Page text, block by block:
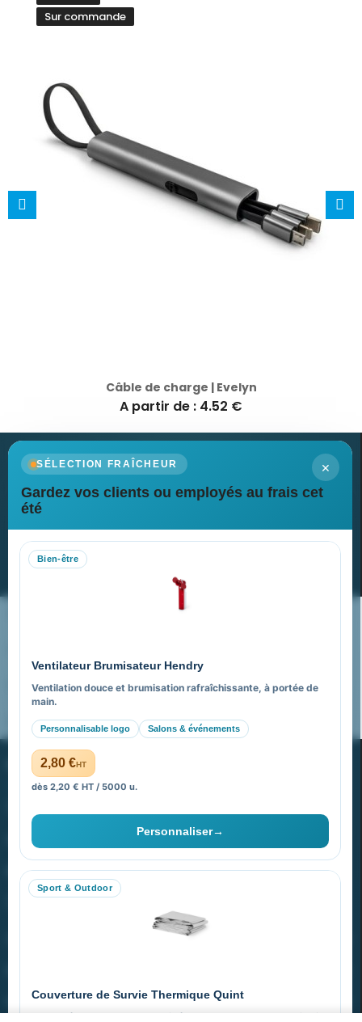
Sur commande
Câble de charge | Evelyn
A partir de : 4.52 €
×
SÉLECTION FRAÎCHEUR
Gardez vos clients ou employés au frais cet
été
Bien-être
Ventilateur Brumisateur Hendry
Ventilation douce et brumisation rafraîchissante, à portée de
main.
Personnalisable logo Salons & événements
2,80 €HT
dès 2,20 € HT / 5000 u.
Personnaliser→
Sport & Outdoor
Couverture de Survie Thermique Quint
Imperméable et coupe-vent, idéale pour le sport et le plein air.
Newsletter
Recevez nos dernières nouvelles et nos offres spéciales
Nos expertises & accompagnement global
FAQ sur Promenoch Goodies Pub France
Pourquoi ça a marché à 100% pour moi ?
PROMENOCH GOODIES
40 rue Madeleine Michelis
92 200 Neuilly
NOTRE SOCIÉTÉ